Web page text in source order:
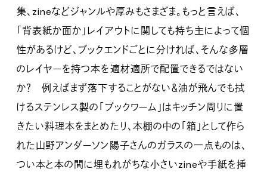
集、zineなどジャンルや厚みもさまざま。もっと言えば、
「背表紙か面か」レイアウトに関しても持ち主によって個
性があるけど、ブックエンドごとに分ければ、そんな多層
のレイヤーを持つ本を適材適所で配置できるではない
か？ 例えばまず落下することがない＆油が飛んでも拭
けるステンレス製の「ブックワーム」はキッチン周りに置
きたい料理本をまとめたり、本棚の中の「箱」として作ら
れた山野アンダーソン陽子さんのガラスの一点ものは、
つい本と本の間に埋もれがちな小さいzineや手紙を挿